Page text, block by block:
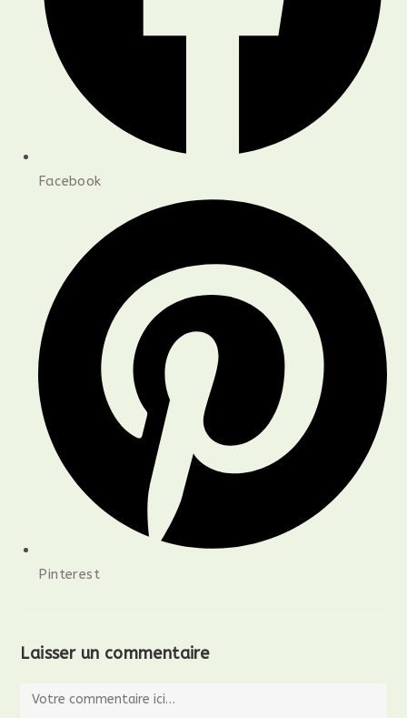
Facebook
Pinterest
Laisser un commentaire